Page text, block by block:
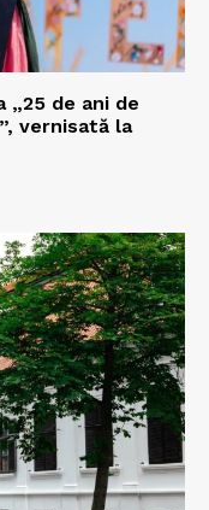
„25 de ani de
vernisată la